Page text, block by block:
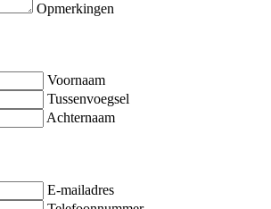
Opmerkingen
Voornaam
Tussenvoegsel
Achternaam
E-mailadres